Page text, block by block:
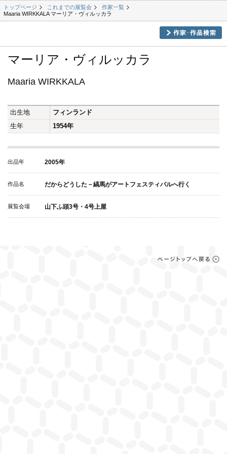
トップページ これまでの展覧会
作家一覧
Maaria WIRKKALA マーリア・ヴィルッカラ
マーリア・ヴィルッカラ
Maaria WIRKKALA
出生地
フィンランド
生年
1954年
出品年 2005年
作品名 だからどうした－縞馬がアートフェスティバルへ行く
展覧会場 山下ふ頭3号・4号上屋